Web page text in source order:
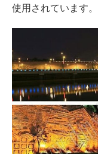
使用されています。